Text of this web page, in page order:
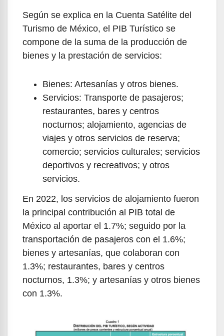
Según se explica en la Cuenta Satélite del
Turismo de México, el PIB Turístico se
compone de la suma de la producción de
bienes y la prestación de servicios:
Bienes: Artesanías y otros bienes.
Servicios: Transporte de pasajeros;
restaurantes, bares y centros
nocturnos; alojamiento, agencias de
viajes y otros servicios de reserva;
comercio; servicios culturales; servicios
deportivos y recreativos; y otros
servicios.
En 2022, los servicios de alojamiento fueron
la principal contribución al PIB total de
México al aportar el 1.7%; seguido por la
transportación de pasajeros con el 1.6%;
bienes y artesanías, que colaboran con
1.3%; restaurantes, bares y centros
nocturnos, 1.3%; y artesanías y otros bienes
con 1.3%.